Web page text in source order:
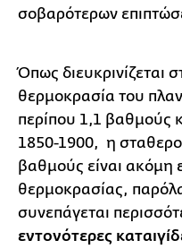
σοβαρότερων
Όπως διευκρινίζεται
θερμοκρασία του
περίπου 1,1 βαθμούς
1850-1900, η
βαθμούς είναι ακόμη
θερμοκρασίας,
συνεπάγεται
εντονότερες